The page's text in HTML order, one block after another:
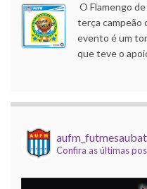
O Flamengo
terça campeão
evento é um
que teve o
O Corinthians
2025 da Copa
Dedê, Uba
Confira as últimas